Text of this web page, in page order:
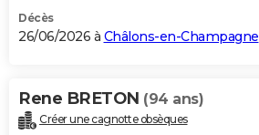
Décès
26/06/2026 à Châlons-en-Champagne
Rene BRETON (94 ans)
Créer une cagnotte obsèques